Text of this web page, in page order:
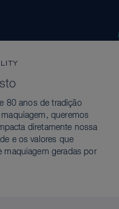
80 anos de tradição
queremos
diretamente nossa
e os valores que
maquiagem geradas por